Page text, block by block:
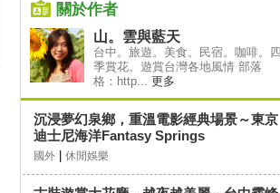
關於作者
山。雲與藍天
台中。旅遊。美食。民宿。咖啡。四
季賞花。遊賞台灣各地風情 部落
格：http... 更多
沉浸夢幻泉鄉，重溫電影經典場景～東京
迪士尼海洋Fantasy Springs
國外 休閒娛樂